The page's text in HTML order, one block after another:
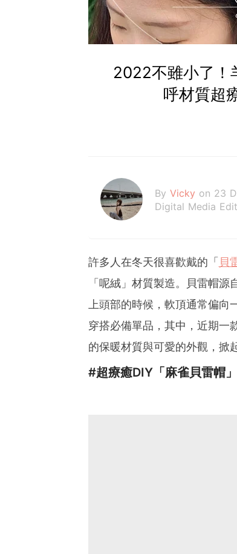
2022不雖小了！
呼材質超
By Vicky on 23
Digital Media
許多人在冬天很喜歡戴的「 貝
「呢絨」材質製造。貝雷帽
上頭部的時候，軟頂通常偏向
穿搭必備單品，其中，近期一
的保暖材質與可愛的外觀，掀
#超療癒DIY「麻雀貝雷帽